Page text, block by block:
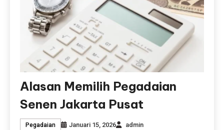
Alasan Memilih Pegadaian
Senen Jakarta Pusat
Pegadaian Januari 15, 2026
admin